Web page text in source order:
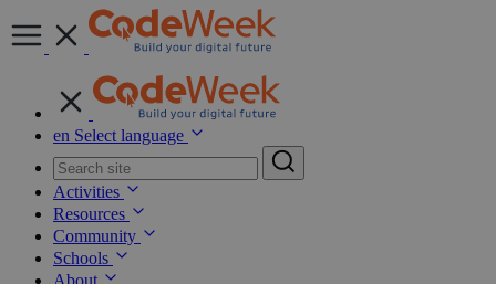
en Select language
Activities
Resources
Community
Schools
About